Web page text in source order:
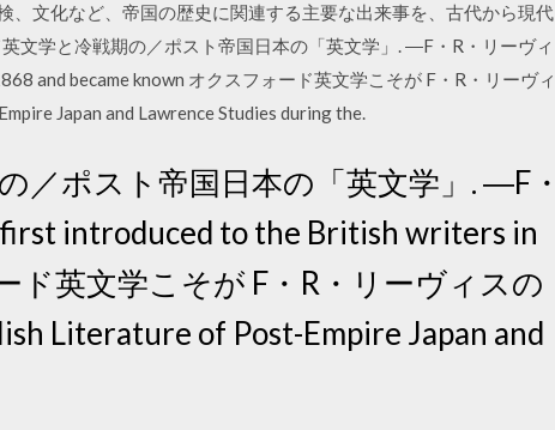
文化など、帝国の歴史に関連する主要な出来事を、古代から現代
文学と冷戦期の／ポスト帝国日本の「英文学」. ―F・R・リーヴィ
and became known オクスフォード英文学こそが F・R・リーヴィ
Japan and Lawrence Studies during the.
／ポスト帝国日本の「英文学」. ―F・
introduced to the British writers in
ド英文学こそが F・R・リーヴィスの
Literature of Post-Empire Japan and